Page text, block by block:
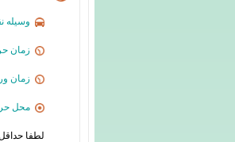
وسیله
زمان
زمان
محل
لطفا حداقل 15 دقیقه قبل از حرکت در محل قرار حضور